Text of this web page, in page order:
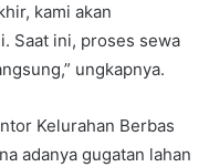
kami akan
Saat ini, proses sewa
ungkapnya.
Kelurahan Berbas
adanya gugatan lahan